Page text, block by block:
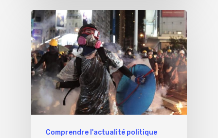
Comprendre l'actualité politique